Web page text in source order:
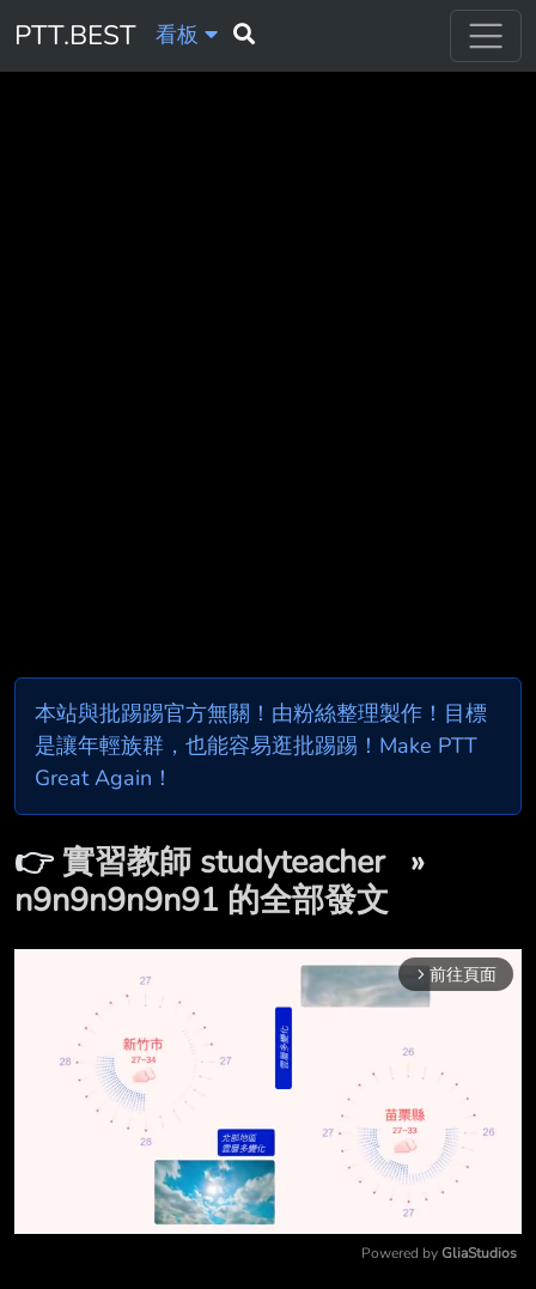
PTT.BEST 看板
本站與批踢踢官方無關！由粉絲整理製作！目標
是讓年輕族群，也能容易逛批踢踢！Make PTT
Great Again！
👉實習教師 studyteacher »
n9n9n9n9n91 的全部發文
arrow_forward_ios 前往頁面
Powered by GliaStudios